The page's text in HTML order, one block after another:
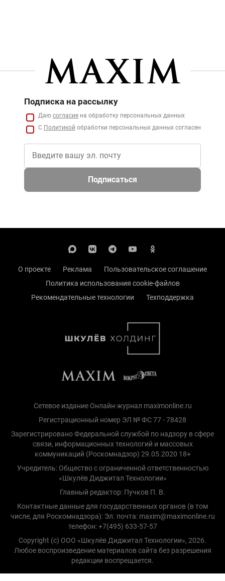
Подписка на рассылку
Даю согласие на обработку персональных данных
С Политикой обработки персональных данных согласен
Подписаться
О проекте Реклама
Пользовательское соглашение
Политика использования cookie-файлов
Рекомендательные технологии
Техподдержка
Сетевое издание Онлайн-журнал maximonline.ru
Регистрационный номер ЭЛ № ФС 77 - 78428
Зарегистрировано Федеральной службой по надзору в сфере
связи, информационных технологий и массовых
коммуникаций (Роскомнадзор) 29.05.2020 18+
Учредитель: Общество с ограниченной ответственностью
«Шкулёв Диджитал Технологии»
Главный редактор: Пучков П. В.
Контактные данные для государственных органов (в том
числе, для Роскомнадзора): Эл. почта: maxim@maximonline.ru
телефон: +7(495) 633-57-57
Copyright (с) ООО «Шкулёв Диджитал Технологии», 2026.
Любое воспроизведение материалов сайта без разрешения
редакции воспрещается.